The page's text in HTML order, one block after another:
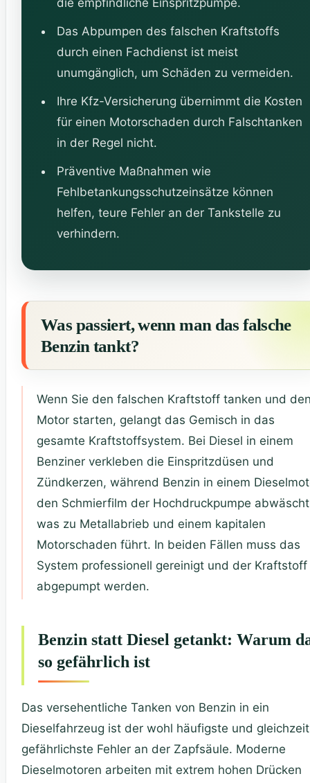
die empfindliche Einspritzpumpe.
Das Abpumpen des falschen Kraftstoffs
durch einen Fachdienst ist meist
unumgänglich, um Schäden zu vermeiden.
Ihre Kfz-Versicherung übernimmt die Kosten
für einen Motorschaden durch Falschtanken
in der Regel nicht.
Präventive Maßnahmen wie
Fehlbetankungsschutzeinsätze können
helfen, teure Fehler an der Tankstelle zu
verhindern.
Was passiert, wenn man das falsche
Benzin tankt?
Wenn Sie den falschen Kraftstoff tanken und
Motor starten, gelangt das Gemisch in das
gesamte Kraftstoffsystem. Bei Diesel in einem
Benziner verkleben die Einspritzdüsen und
Zündkerzen, während Benzin in einem
den Schmierfilm der Hochdruckpumpe
was zu Metallabrieb und einem kapitalen
Motorschaden führt. In beiden Fällen muss das
System professionell gereinigt und der Kraftstoff
abgepumpt werden.
Benzin statt Diesel getankt: Warum
so gefährlich ist
Das versehentliche Tanken von Benzin in ein
Dieselfahrzeug ist der wohl häufigste und
gefährlichste Fehler an der Zapfsäule. Moderne
Dieselmotoren arbeiten mit extrem hohen Drücken